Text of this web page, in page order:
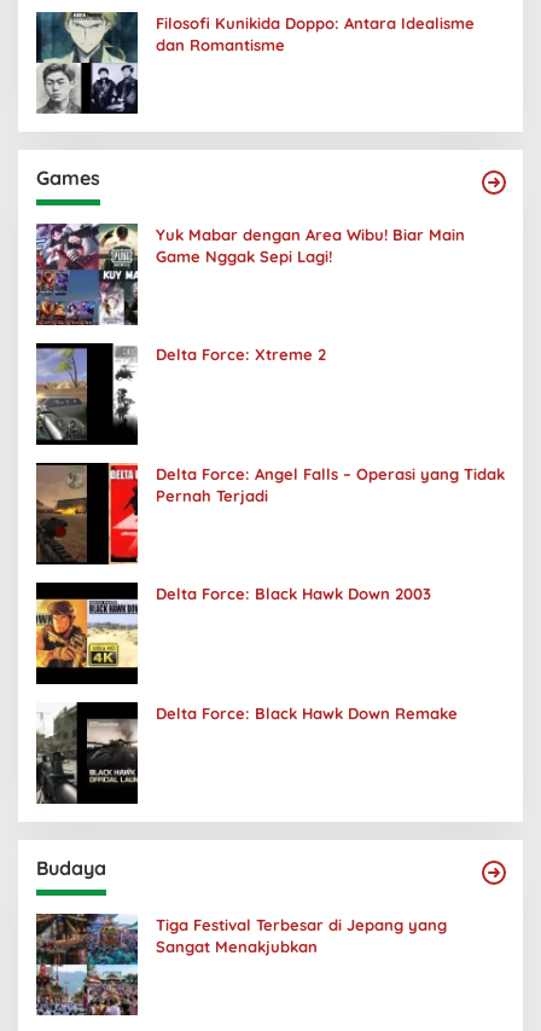
Filosofi Kunikida Doppo: Antara Idealisme
dan Romantisme
Games
Yuk Mabar dengan Area Wibu! Biar Main
Game Nggak Sepi Lagi!
Delta Force: Xtreme 2
Delta Force: Angel Falls – Operasi yang Tidak
Pernah Terjadi
Delta Force: Black Hawk Down 2003
Delta Force: Black Hawk Down Remake
Budaya
Tiga Festival Terbesar di Jepang yang
Sangat Menakjubkan